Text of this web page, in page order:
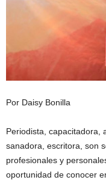
Por Daisy Bonilla
Periodista, capacitadora,
sanadora, escritora, son
profesionales y
oportunidad de conocer